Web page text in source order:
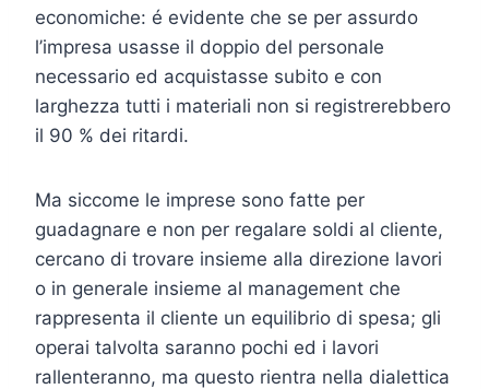
economiche: é evidente che se per assurdo
l’impresa usasse il doppio del personale
necessario ed acquistasse subito e con
larghezza tutti i materiali non si registrerebbero
il 90 % dei ritardi.
Ma siccome le imprese sono fatte per
guadagnare e non per regalare soldi al cliente,
cercano di trovare insieme alla direzione lavori
o in generale insieme al management che
rappresenta il cliente un equilibrio di spesa; gli
operai talvolta saranno pochi ed i lavori
rallenteranno, ma questo rientra nella dialettica